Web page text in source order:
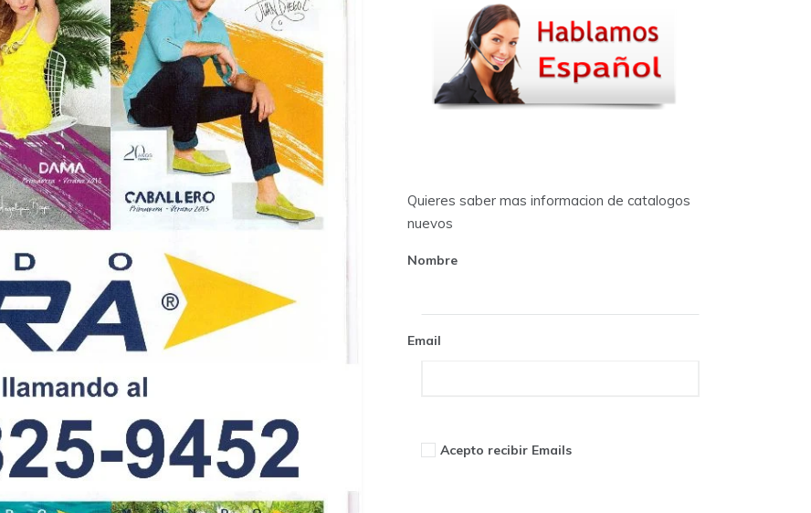
Quieres saber mas informacion de catalogos
nuevos
Nombre
Email
Acepto recibir Emails